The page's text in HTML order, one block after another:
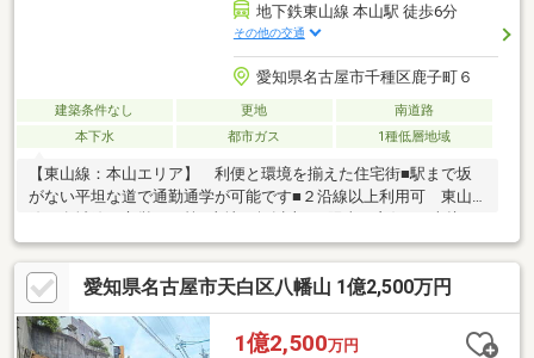
地下鉄東山線 本山駅 徒歩6分
その他の交通
愛知県名古屋市千種区鹿子町６
建築条件なし 更地
南道路
本下水
都市ガス 1種低層地域
【東山線：本山エリア】 利便と環境を揃えた住宅街■駅まで坂
がない平坦な道で通勤通学が可能です■２沿線以上利用可 東山
道 ■更地渡し■確定測量予定 現況測量済■東山小学校 徒歩２
分 約１３５ｍ■東山保育園 徒歩３分 約２３５ｍ■マックスバリ
ュ本山店 徒歩６分 約５２５ｍ■ファミリーマート千種本山店 徒
歩５分 約３４１ｍ
愛知県名古屋市天白区八幡山 1億2,500万円
1億2,500万円